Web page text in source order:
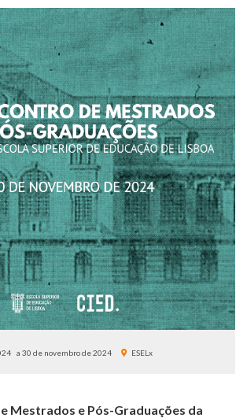
30 de novembro de 2024 ESELx
Mestrados e Pós-Graduações da